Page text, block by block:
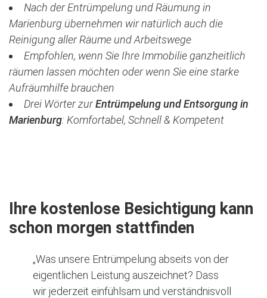
Nach der Entrümpelung und Räumung in
Marienburg übernehmen wir natürlich auch die
Reinigung aller Räume und Arbeitswege
Empfohlen, wenn Sie Ihre Immobilie ganzheitlich
räumen lassen möchten oder wenn Sie eine starke
Aufräumhilfe brauchen
Drei Wörter zurEntrümpelung und Entsorgung in
Marienburg: Komfortabel, Schnell & Kompetent
Ihre kostenlose Besichtigung kann
schon morgen stattfinden
„Was unsere Entrümpelung abseits von der
eigentlichen Leistung auszeichnet? Dass
wir jederzeit einfühlsam und verständnisvoll